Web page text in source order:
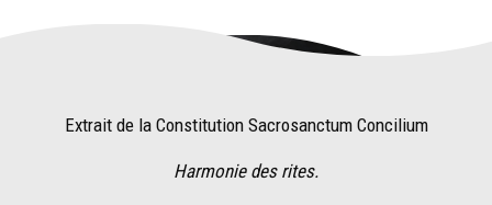
Extrait de la Constitution Sacrosanctum Concilium
Harmonie des rites.